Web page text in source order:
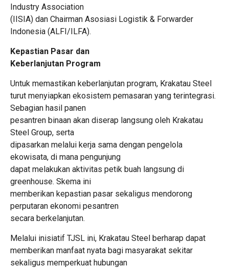
Industry Association
(IISIA) dan Chairman Asosiasi Logistik & Forwarder
Indonesia (ALFI/ILFA).
Kepastian Pasar dan
Keberlanjutan Program
Untuk memastikan keberlanjutan program, Krakatau Steel
turut menyiapkan ekosistem pemasaran yang terintegrasi.
Sebagian hasil panen
pesantren binaan akan diserap langsung oleh Krakatau
Steel Group, serta
dipasarkan melalui kerja sama dengan pengelola
ekowisata, di mana pengunjung
dapat melakukan aktivitas petik buah langsung di
greenhouse. Skema ini
memberikan kepastian pasar sekaligus mendorong
perputaran ekonomi pesantren
secara berkelanjutan.
Melalui inisiatif TJSL ini, Krakatau Steel berharap dapat
memberikan manfaat nyata bagi masyarakat sekitar
sekaligus memperkuat hubungan